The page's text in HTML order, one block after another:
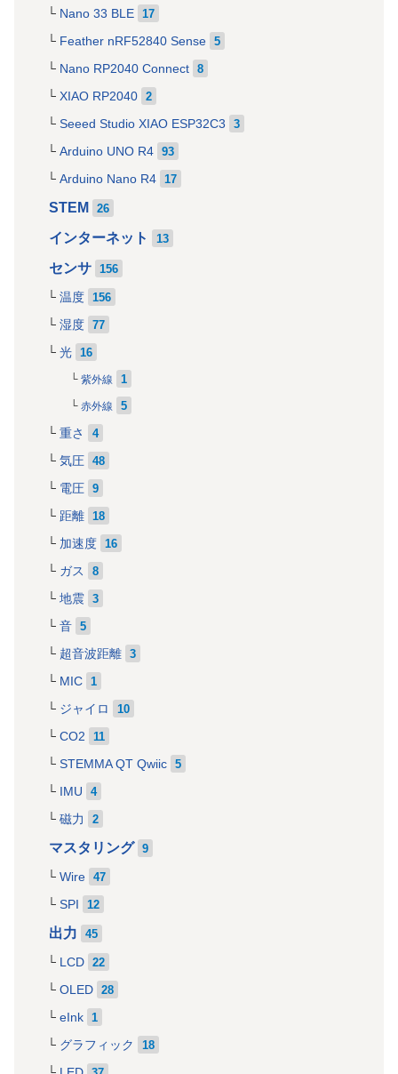
Nano 33 BLE 17
Feather nRF52840 Sense 5
Nano RP2040 Connect 8
XIAO RP2040 2
Seeed Studio XIAO ESP32C3 3
Arduino UNO R4 93
Arduino Nano R4 17
STEM 26
インターネット 13
センサ 156
温度 156
湿度 77
光 16
紫外線 1
赤外線 5
重さ 4
気圧 48
電圧 9
距離 18
加速度 16
ガス 8
地震 3
音 5
超音波距離 3
MIC 1
ジャイロ 10
CO2 11
STEMMA QT Qwiic 5
IMU 4
磁力 2
マスタリング 9
Wire 47
SPI 12
出力 45
LCD 22
OLED 28
eInk 1
グラフィック 18